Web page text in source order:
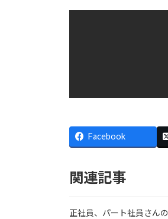
Facebook
関連記事
正社員、パート社員さん